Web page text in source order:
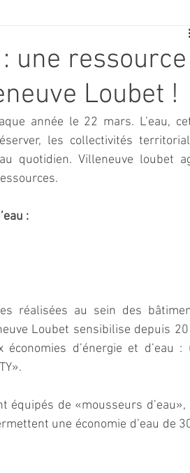
ET PATRIMOINE
une ressource
Loubet !
année le 22 mars. L’eau,
les collectivités
quotidien. Villeneuve loubet
:
réalisées au sein des
Loubet sensibilise depuis
d’énergie et d’eau :
équipés de «mousseurs d’eau»,
une économie d’eau de